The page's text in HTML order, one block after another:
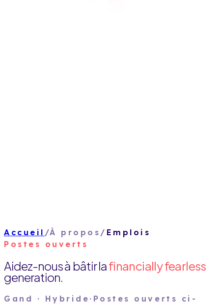
Accueil /À propos / Emplois
Postes ouverts
Aidez-nous à bâtir lafinancially fearless
generation.
Gand · Hybride · Postes ouverts ci-